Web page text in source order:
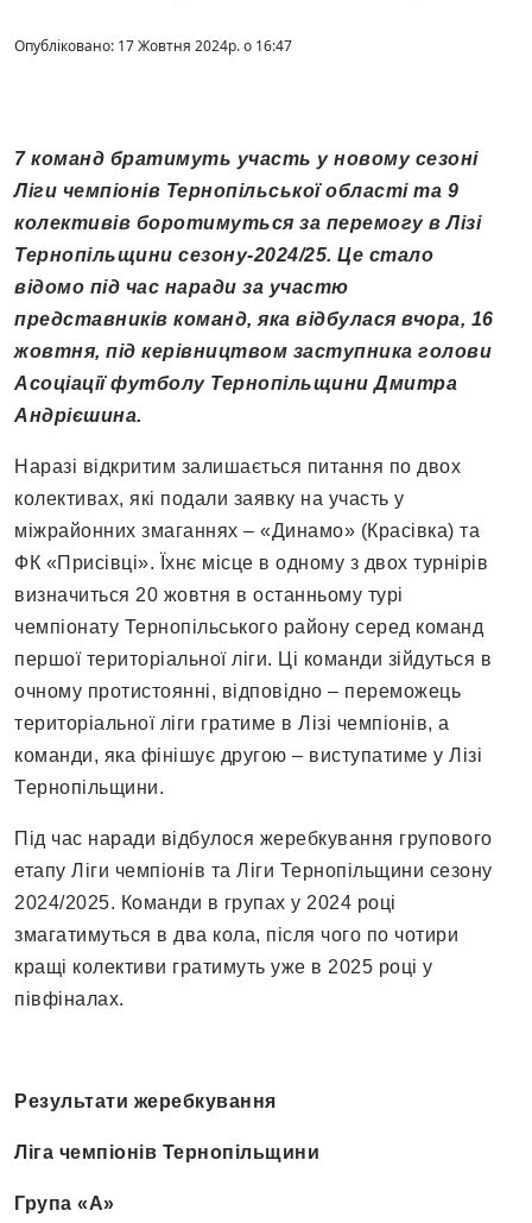
Опубліковано: 17 Жовтня 2024р. о 16:47
7 команд братимуть участь у новому сезоні
Ліги чемпіонів Тернопільської області та 9
колективів боротимуться за перемогу в Лізі
Тернопільщини сезону-2024/25. Це стало
відомо під час наради за участю
представників команд, яка відбулася вчора, 16
жовтня, під керівництвом заступника голови
Асоціації футболу Тернопільщини Дмитра
Андрієшина.
Наразі відкритим залишається питання по двох
колективах, які подали заявку на участь у
міжрайонних змаганнях – «Динамо» (Красівка) та
ФК «Присівці». Їхнє місце в одному з двох турнірів
визначиться 20 жовтня в останньому турі
чемпіонату Тернопільського району серед команд
першої територіальної ліги. Ці команди зійдуться в
очному протистоянні, відповідно – переможець
територіальної ліги гратиме в Лізі чемпіонів, а
команди, яка фінішує другою – виступатиме у Лізі
Тернопільщини.
Під час наради відбулося жеребкування групового
етапу Ліги чемпіонів та Ліги Тернопільщини сезону
2024/2025. Команди в групах у 2024 році
змагатимуться в два кола, після чого по чотири
кращі колективи гратимуть уже в 2025 році у
півфіналах.
Результати жеребкування
Ліга чемпіонів Тернопільщини
Група «А»